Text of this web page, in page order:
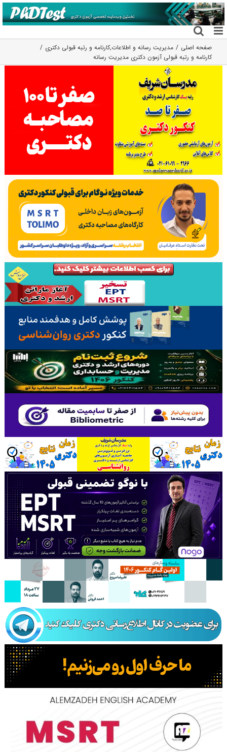
رفتن
به
محتوا
صفحه اصلی مدیریت رسانه و اطلاعات,کارنامه و رتبه قبولی دکتری
کارنامه و رتبه قبولی آزمون دکتری مدیریت رسانه